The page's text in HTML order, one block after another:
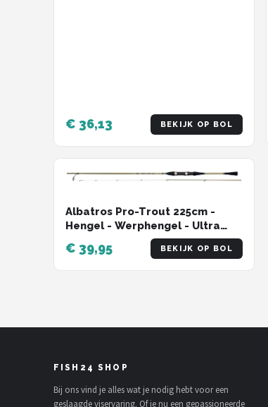
€ 36,13 BEKIJK OP BOL
Albatros Pro-Trout 225cm -
Hengel - Werphengel - Ultra
licht - 225cm - Baars - Forel
€ 39,95 BEKIJK OP BOL
FISH24 SHOP
Bij ons vind je alles wat je nodig hebt voor een
geslaagde viservaring. Of je nu een gepassioneerde